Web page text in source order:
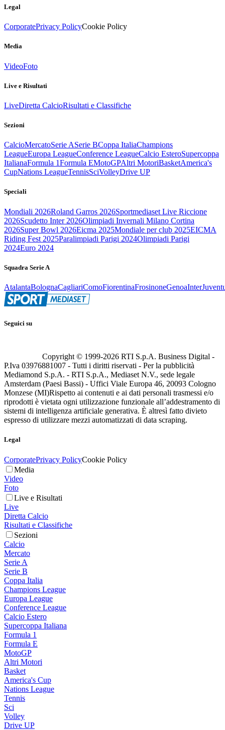
Legal
CorporatePrivacy PolicyCookie Policy
Media
VideoFoto
Live e Risultati
LiveDiretta CalcioRisultati e Classifiche
Sezioni
CalcioMercatoSerie ASerie BCoppa ItaliaChampions
LeagueEuropa LeagueConference LeagueCalcio EsteroSupercoppa
ItalianaFormula 1Formula EMotoGPAltri MotoriBasketAmerica's
CupNations LeagueTennisSciVolleyDrive UP
Speciali
Mondiali 2026Roland Garros 2026Sportmediaset Live Riccione
2026Scudetto Inter 2026Olimpiadi Invernali Milano Cortina
2026Super Bowl 2026Eicma 2025Mondiale per club 2025EICMA
Riding Fest 2025Paralimpiadi Parigi 2024Olimpiadi Parigi
2024Euro 2024
Squadra Serie A
AtalantaBolognaCagliariComoFiorentinaFrosinoneGenoaInter
Seguici su
Copyright © 1999-2026 RTI S.p.A. Business Digital -
P.Iva 03976881007 - Tutti i diritti riservati - Per la pubblicità
Mediamond S.p.A. - RTI S.p.A., Mediaset N.V., sede legale
Amsterdam (Paesi Bassi) - Uffici Viale Europa 46, 20093 Cologno
Monzese (MI)Rispetto ai contenuti e ai dati personali trasmessi e/o
riprodotti è vietata ogni utilizzazione funzionale all’addestramento di
sistemi di intelligenza artificiale generativa. È altresì fatto divieto
espresso di utilizzare mezzi automatizzati di data scraping.
Legal
CorporatePrivacy PolicyCookie Policy
Media
Video
Foto
Live e Risultati
Live
Diretta Calcio
Risultati e Classifiche
Sezioni
Calcio
Mercato
Serie A
Serie B
Coppa Italia
Champions League
Europa League
Conference League
Calcio Estero
Supercoppa Italiana
Formula 1
Formula E
MotoGP
Altri Motori
Basket
America's Cup
Nations League
Tennis
Sci
Volley
Drive UP